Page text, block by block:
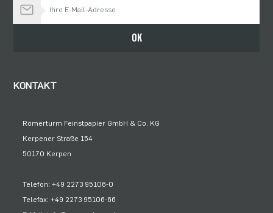
OK
KONTAKT
Römerturm Feinstpapier GmbH & Co. KG
Kerpener Straße 154
50170 Kerpen
Telefon: +49 2273 95106-0
Telefax: +49 2273 95106-66